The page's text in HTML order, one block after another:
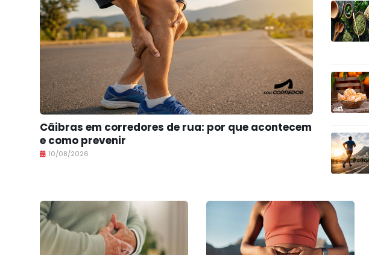
Cãibras em corredores de rua: por que acontecem
e como prevenir
10/08/2026